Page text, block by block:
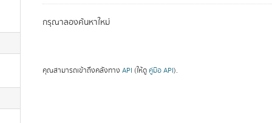
กรุณาลองค้นหาใหม่
คุณสามารถเข้าถึงคลังทาง API (ให้ดู คู่มือ API).